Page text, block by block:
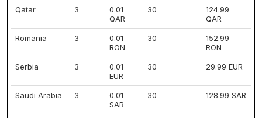
Qatar 3
0.01
QAR
30
124.99
QAR
Romania 3
0.01
RON
30
152.99
RON
Serbia 3
0.01
EUR
30 29.99 EUR
Saudi Arabia 3
0.01
SAR
30 128.99 SAR